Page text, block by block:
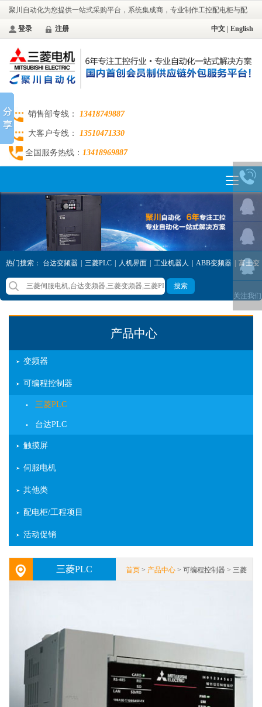
聚川自动化为您提供一站式采购平台，系统集成商，专业制作工控配电柜与配
电工程。
登录 注册 中文 English
销售部专线： 13418749887
大客户专线： 13510471330
全国服务热线： 13418969887
Toggle
navigation
热门搜索： 台达变频器 三菱PLC 人机界面 工业机器人 ABB变频器 富士变
频器 西门子变频器 | 三菱变频器 搜索
产品中心
变频器
可编程控制器
三菱PLC
台达PLC
触摸屏
伺服电机
其他类
配电柜/工程项目
活动促销
三菱PLC 首页 > 产品中心 > 可编程控制器 > 三菱
关注我们